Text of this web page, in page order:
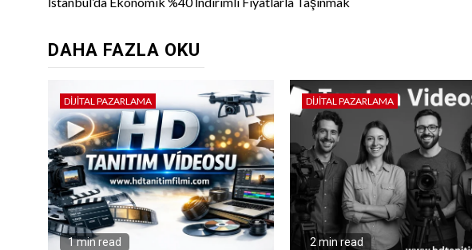
Reading
DAHA FAZLA OKU
DIJITAL PAZARLAMA
1 min read
DIJITAL PAZARLAMA
2 min read